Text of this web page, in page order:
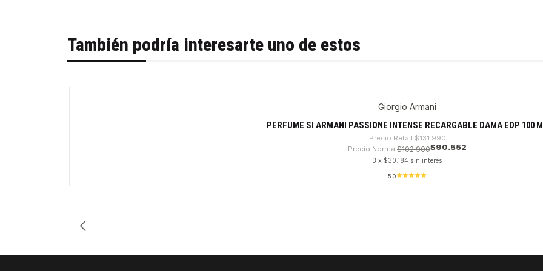
También podría interesarte uno de estos
Giorgio Armani
PERFUME SI ARMANI PASSIONE INTENSE RECARGABLE DAMA EDP 100
Precio Retail $131.990
Precio Normal$102.900$90.552
3 x $30.184 sin interés
5.0